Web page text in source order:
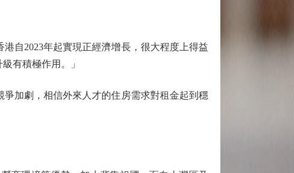
自2023年起實現正經濟增長，很大程度上得益
有積極作用。」
加劇，相信外來人才的住房需求對租金起到穩